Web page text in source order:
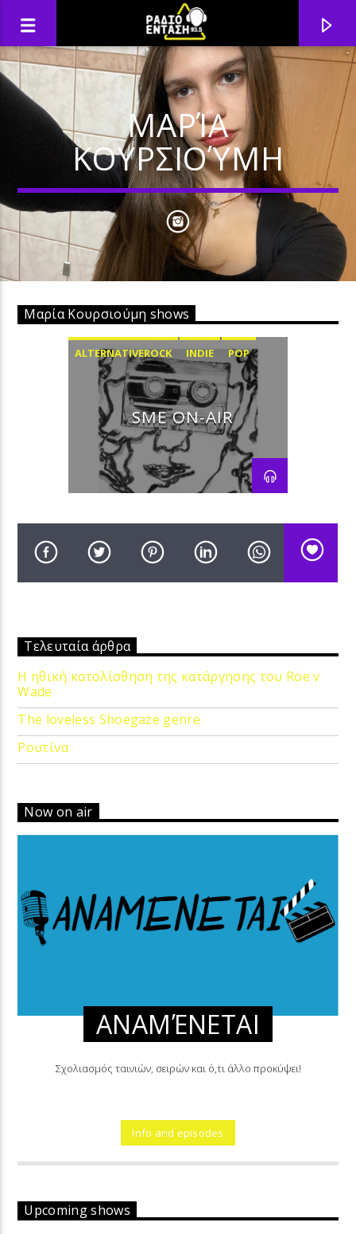
ΜΑΡΊΑ
ΚΟΥΡΣΙΟΎΜΗ
Μαρία Κουρσιούμη shows
ALTERNATIVEROCK INDIE
POP
RNB
SME ON-AIR
Τελευταία άρθρα
Η ηθική κατολίσθηση της κατάργησης του Roe v
Wade
The loveless Shoegaze genre
Ρουτίνα
Now on air
ΑΝΑΜΈΝΕΤΑΙ
Σχολιασμός ταινιών, σειρών και ό,τι άλλο προκύψει!
Info and episodes
Upcoming shows